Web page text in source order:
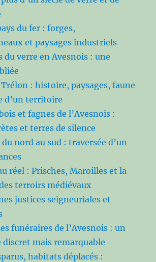
du fer : forges,
et paysages industriels
du verre en Avesnois : une
: histoire, paysages, faune
d’un territoire
et fagnes de l’Avesnois :
et terres de silence
du nord au sud : traversée d’un
réel : Prisches, Maroilles et la
terroirs médiévaux
justices seigneuriales et
funéraires de l’Avesnois : un
mais remarquable
habitats déplacés :